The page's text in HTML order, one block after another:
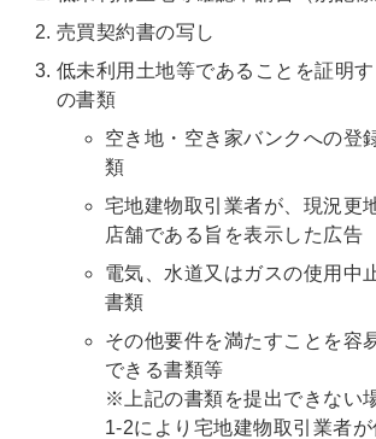
売買契約書の写し
低未利用土地等であることを証明
の書類
空き地・空き家バンクへの登
類
宅地建物取引業者が、現況更
店舗である旨を表示した広告
電気、水道又はガスの使用中
書類
その他要件を満たすことを容
できる書類等
※上記の書類を提出できない
1-2により宅地建物取引業者